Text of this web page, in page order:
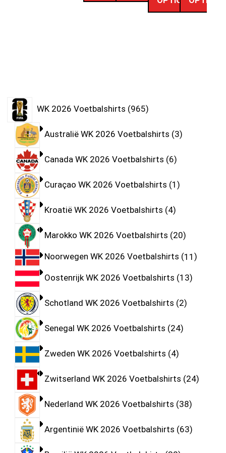
WK 2026 Voetbalshirts 965
Australië WK 2026 Voetbalshirts 3
Canada WK 2026 Voetbalshirts 6
Curaçao WK 2026 Voetbalshirts 1
Kroatië WK 2026 Voetbalshirts 4
Marokko WK 2026 Voetbalshirts 20
Noorwegen WK 2026 Voetbalshirts 11
Oostenrijk WK 2026 Voetbalshirts 13
Schotland WK 2026 Voetbalshirts 2
Senegal WK 2026 Voetbalshirts 24
Zweden WK 2026 Voetbalshirts 4
Zwitserland WK 2026 Voetbalshirts 24
Nederland WK 2026 Voetbalshirts 38
Argentinië WK 2026 Voetbalshirts 63